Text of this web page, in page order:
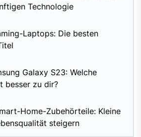
Technologie
Laptops: Die besten
Galaxy S23: Welche
besser zu dir?
Home-Zubehörteile: Kleine
steigern